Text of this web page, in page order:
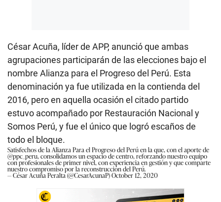
César Acuña, líder de APP, anunció que ambas
agrupaciones participarán de las elecciones bajo el
nombre Alianza para el Progreso del Perú. Esta
denominación ya fue utilizada en la contienda del
2016, pero en aquella ocasión el citado partido
estuvo acompañado por Restauración Nacional y
Somos Perú, y fue el único que logró escaños de
todo el bloque.
Satisfechos de la Alianza Para el Progreso del Perú en la que, con el aporte de
@ppc_peru, consolidamos un espacio de centro, reforzando nuestro equipo
con profesionales de primer nivel, con experiencia en gestión y que comparte
nuestro compromiso por la reconstrucción del Perú.
— César Acuña Peralta (@CesarAcunaP)October 12, 2020